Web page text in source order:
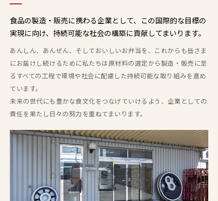
食品の製造・販売に携わる企業として、この国際的な目標の
実現に向け、持続可能な社会の構築に貢献してまいります。
あんしん、あんぜん、そしておいしいお弁当を、これからも皆さま
にお届けし続けるために私たちは原材料の選定から製造・販売に至
るすべての工程で環境や社会に配慮した持続可能な取り組みを進め
ています。
未来の世代にも豊かな食文化をつなげていけるよう、企業としての
責任を果たし日々の努力を重ねてまいります。